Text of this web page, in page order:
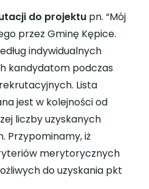
do projektu pn. “Mój
przez Gminę Kępice.
indywidualnych
kandydatom podczas
Lista
jest w kolejności od
liczby uzyskanych
Przypominamy, iż
merytorycznych
do uzyskania pkt